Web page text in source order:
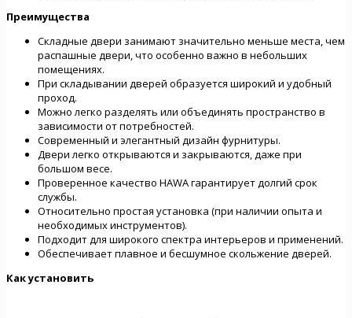
Преимущества
Складные двери занимают значительно меньше места, чем
распашные двери, что особенно важно в небольших
помещениях.
При складывании дверей образуется широкий и удобный
проход.
Можно легко разделять или объединять пространство в
зависимости от потребностей.
Современный и элегантный дизайн фурнитуры.
Двери легко открываются и закрываются, даже при
большом весе.
Проверенное качество HAWA гарантирует долгий срок
службы.
Относительно простая установка (при наличии опыта и
необходимых инструментов).
Подходит для широкого спектра интерьеров и применений.
Обеспечивает плавное и бесшумное скольжение дверей.
Как установить